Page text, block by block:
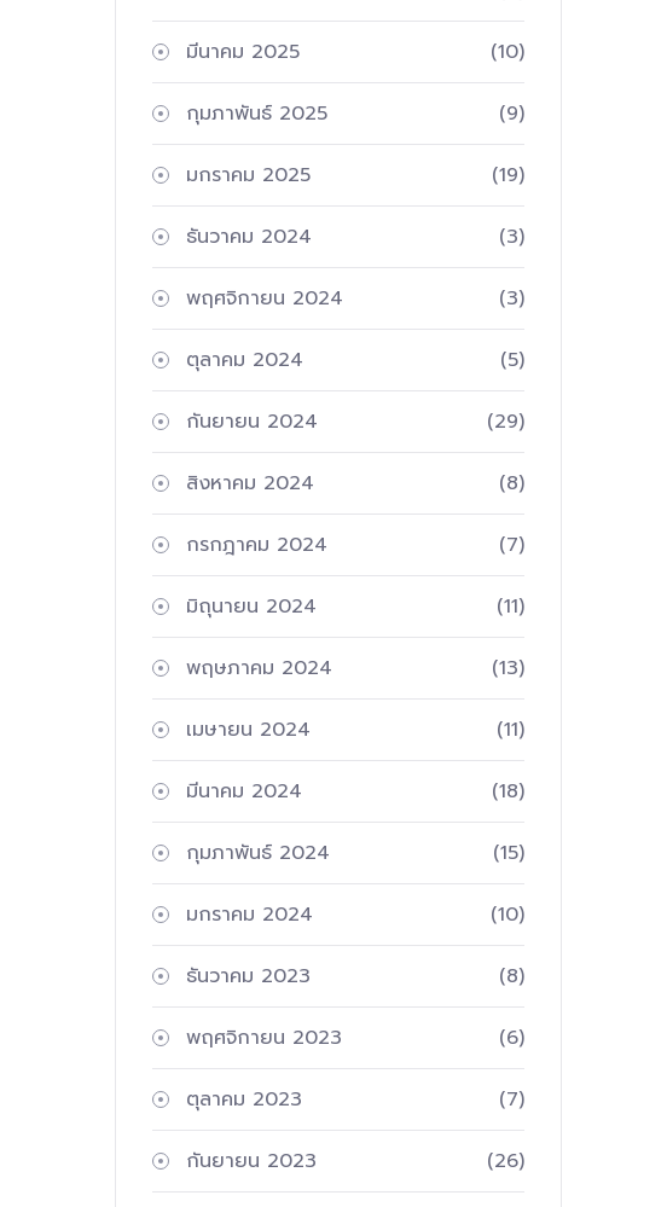
มีนาคม 2025 (10)
กุมภาพันธ์ 2025 (9)
มกราคม 2025 (19)
ธันวาคม 2024 (3)
พฤศจิกายน 2024 (3)
ตุลาคม 2024 (5)
กันยายน 2024 (29)
สิงหาคม 2024 (8)
กรกฎาคม 2024 (7)
มิถุนายน 2024 (11)
พฤษภาคม 2024 (13)
เมษายน 2024 (11)
มีนาคม 2024 (18)
กุมภาพันธ์ 2024 (15)
มกราคม 2024 (10)
ธันวาคม 2023 (8)
พฤศจิกายน 2023 (6)
ตุลาคม 2023 (7)
กันยายน 2023 (26)